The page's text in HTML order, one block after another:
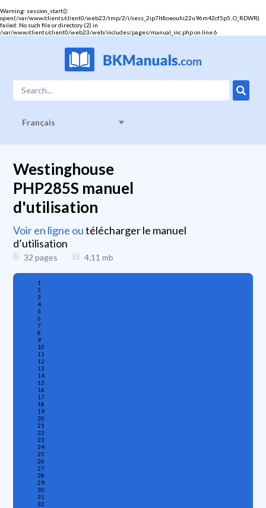
Warning: session_start():
open(/var/www/clients/client0/web23/tmp/2/i/sess_2ip7lt8oeouhi22u96m42cf5p5, O_RDWR)
failed: No such file or directory (2) in
/var/www/clients/client0/web23/web/includes/pages/manual_inc.phpon line6
Français
Westinghouse
PHP285S manuel
d'utilisation
Voir en ligne outélécharger le manuel
d’utilisation
32 pages 4.11 mb
1
2
3
4
5
6
7
8
9
10
11
12
13
14
15
16
17
18
19
20
21
22
23
24
25
26
27
28
29
30
31
32